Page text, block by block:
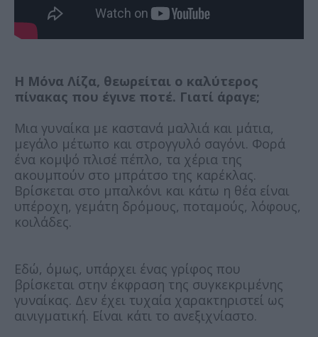
Η Μόνα Λίζα, θεωρείται ο καλύτερος
πίνακας που έγινε ποτέ. Γιατί άραγε;
Μια γυναίκα με καστανά μαλλιά και μάτια,
μεγάλο μέτωπο και στρογγυλό σαγόνι. Φορά
ένα κομψό πλισέ πέπλο, τα χέρια της
ακουμπούν στο μπράτσο της καρέκλας.
Βρίσκεται στο μπαλκόνι και κάτω η θέα είναι
υπέροχη, γεμάτη δρόμους, ποταμούς, λόφους,
κοιλάδες.
Εδώ, όμως, υπάρχει ένας γρίφος που
βρίσκεται στην έκφραση της συγκεκριμένης
γυναίκας. Δεν έχει τυχαία χαρακτηριστεί ως
αινιγματική. Είναι κάτι το ανεξιχνίαστο.